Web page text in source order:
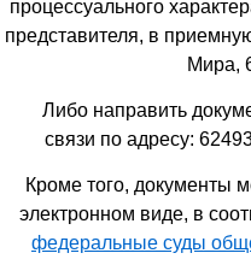
процессуального
представителя, в
Мира,
Либо направить
связи по адресу:
Кроме того, документы
электронном виде, в
федеральные суды